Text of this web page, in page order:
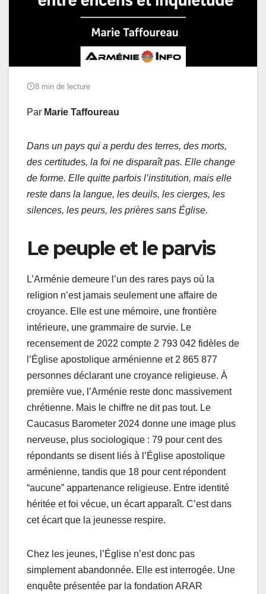
8 min de lecture
Par Marie Taffoureau
Dans un pays qui a perdu des terres, des morts,
des certitudes, la foi ne disparaît pas. Elle change
de forme. Elle quitte parfois l’institution, mais elle
reste dans la langue, les deuils, les cierges, les
silences, les peurs, les prières sans Église.
Le peuple et le parvis
L’Arménie demeure l’un des rares pays où la
religion n’est jamais seulement une affaire de
croyance. Elle est une mémoire, une frontière
intérieure, une grammaire de survie. Le
recensement de 2022 compte 2 793 042 fidèles de
l’Église apostolique arménienne et 2 865 877
personnes déclarant une croyance religieuse. À
première vue, l’Arménie reste donc massivement
chrétienne. Mais le chiffre ne dit pas tout. Le
Caucasus Barometer 2024 donne une image plus
nerveuse, plus sociologique : 79 pour cent des
répondants se disent liés à l’Église apostolique
arménienne, tandis que 18 pour cent répondent
“aucune” appartenance religieuse. Entre identité
héritée et foi vécue, un écart apparaît. C’est dans
cet écart que la jeunesse respire.
Chez les jeunes, l’Église n’est donc pas
simplement abandonnée. Elle est interrogée. Une
enquête présentée par la fondation ARAR